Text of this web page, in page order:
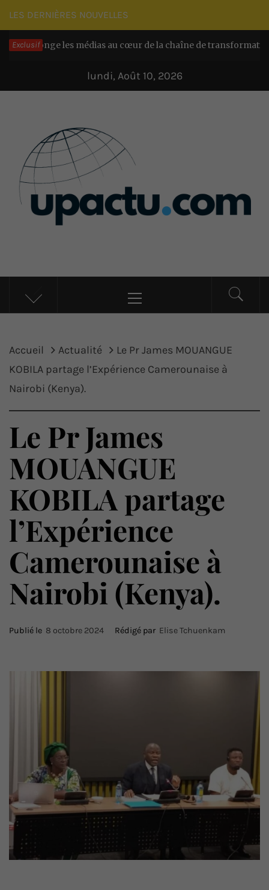
Passer
au
contenu
LES DERNIÈRES NOUVELLES
Exclusifles médias au cœur de la chaîne de transformation chez
lundi, Août 10, 2026
UP ACTU
L’actualité d’ici et d’ailleurs
principal
Accueil Actualité
Le Pr James MOUANGUE
KOBILA partage l’Expérience Camerounaise à
Nairobi (Kenya).
Le Pr James
MOUANGUE
KOBILA partage
l’Expérience
Camerounaise à
Nairobi (Kenya).
Publié le 8 octobre 2024 Rédigé par Elise Tchuenkam